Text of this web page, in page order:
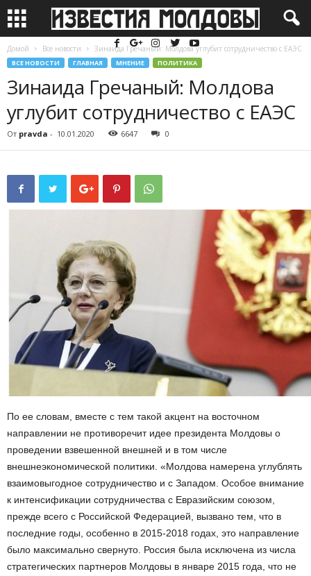
Домой Все новости Зинаида Гречаный: Молдова углубит сотрудничество с ЕАЭС
ВСЕ НОВОСТИ ГЛАВНАЯ МНЕНИЕ ПОЛИТИКА
Зинаида Гречаный: Молдова
углубит сотрудничество с ЕАЭС
От pravda - 10.01.2020 6647 0
По ее словам, вместе с тем такой акцент на восточном
направлении не противоречит идее президента Молдовы о
проведении взвешенной внешней и в том числе
внешнеэкономической политики. «Молдова намерена углублять
взаимовыгодное сотрудничество и с Западом. Особое внимание
к интенсификации сотрудничества с Евразийским союзом,
прежде всего с Российской Федерацией, вызвано тем, что в
последние годы, особенно в 2015-2018 годах, это направление
было максимально свернуто. Россия была исключена из числа
стратегических партнеров Молдовы в январе 2015 года, что не